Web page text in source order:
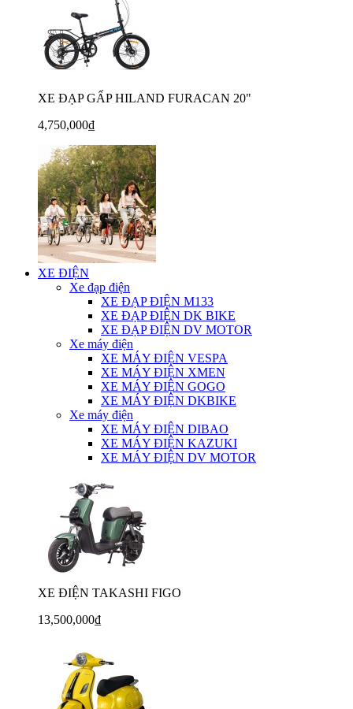
XE ĐẠP GẤP HILAND FURACAN 20"
4,750,000₫
XE ĐIỆN
Xe đạp điện
XE ĐẠP ĐIỆN M133
XE ĐẠP ĐIỆN DK BIKE
XE ĐẠP ĐIỆN DV MOTOR
Xe máy điện
XE MÁY ĐIỆN VESPA
XE MÁY ĐIỆN XMEN
XE MÁY ĐIỆN GOGO
XE MÁY ĐIỆN DKBIKE
Xe máy điện
XE MÁY ĐIỆN DIBAO
XE MÁY ĐIỆN KAZUKI
XE MÁY ĐIỆN DV MOTOR
XE ĐIỆN TAKASHI FIGO
13,500,000₫